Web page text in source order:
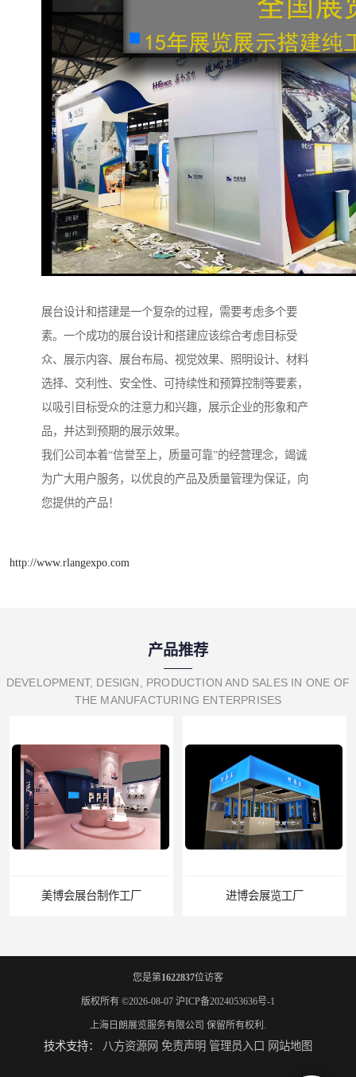
展台设计和搭建是一个复杂的过程，需要考虑多个要
素。一个成功的展台设计和搭建应该综合考虑目标受
众、展示内容、展台布局、视觉效果、照明设计、材料
选择、交利性、安全性、可持续性和预算控制等要素，
以吸引目标受众的注意力和兴趣，展示企业的形象和产
品，并达到预期的展示效果。
我们公司本着“信誉至上，质量可靠”的经营理念，竭诚
为广大用户服务，以优良的产品及质量管理为保证，向
您提供的产品！
http://www.rlangexpo.com
产品推荐
DEVELOPMENT, DESIGN, PRODUCTION AND SALES IN ONE OF
THE MANUFACTURING ENTERPRISES
美博会展台制作工厂 进博会展览工厂
您是第1622837位访客
版权所有 ©2026-08-07 沪ICP备2024053636号-1
上海日朗展览服务有限公司 保留所有权利.
技术支持： 八方资源网 免责声明 管理员入口 网站地图